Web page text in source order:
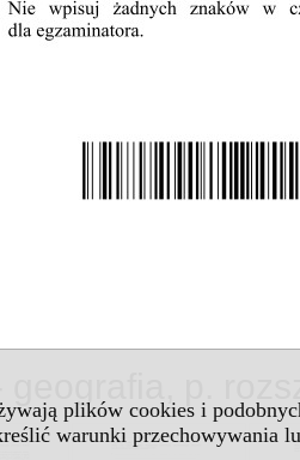
plików cookies i
warunki przechowywania